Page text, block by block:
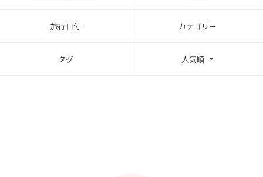
旅行日付 カテゴリー
タグ 人気順